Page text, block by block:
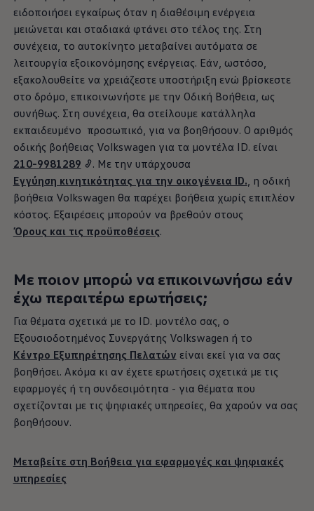
ειδοποιήσει εγκαίρως όταν η διαθέσιμη ενέργεια
μειώνεται και σταδιακά φτάνει στο τέλος της. Στη
συνέχεια, το αυτοκίνητο μεταβαίνει αυτόματα σε
λειτουργία εξοικονόμησης ενέργειας. Εάν, ωστόσο,
εξακολουθείτε να χρειάζεστε υποστήριξη ενώ βρίσκεστε
στο δρόμο, επικοινωνήστε με την Οδική Βοήθεια, ως
συνήθως. Στη συνέχεια, θα στείλουμε κατάλληλα
εκπαιδευμένο προσωπικό, για να βοηθήσουν. Ο αριθμός
οδικής βοήθειας Volkswagen για τα μοντέλα ID. είναι
210-9981289
. Με την υπάρχουσα
Εγγύηση κινητικότητας για την οικογένεια ID. , η οδική
βοήθεια Volkswagen θα παρέχει βοήθεια χωρίς επιπλέον
κόστος. Εξαιρέσεις μπορούν να βρεθούν στους
Όρους και τις προϋποθέσεις.
Με ποιον μπορώ να επικοινωνήσω εάν
έχω περαιτέρω ερωτήσεις;
Για θέματα σχετικά με το ID. μοντέλο σας, ο
Εξουσιοδοτημένος Συνεργάτης Volkswagen ή το
Κέντρο Eξυπηρέτησης Πελατών είναι εκεί για να σας
βοηθήσει. Ακόμα κι αν έχετε ερωτήσεις σχετικά με τις
εφαρμογές ή τη συνδεσιμότητα - για θέματα που
σχετίζονται με τις ψηφιακές υπηρεσίες, θα χαρούν να σας
βοηθήσουν.
Μεταβείτε στη Βοήθεια για εφαρμογές και ψηφιακές
υπηρεσίες